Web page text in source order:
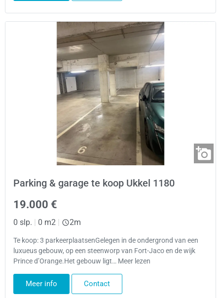
Parking & garage te koop Ukkel 1180
19.000 €
0 slp. | 0 m2 | 2m
Te koop: 3 parkeerplaatsenGelegen in de ondergrond van een
luxueus gebouw, op een steenworp van Fort-Jaco en de wijk
Prince d’Orange.Het gebouw ligt… Meer lezen
Meer info Contact